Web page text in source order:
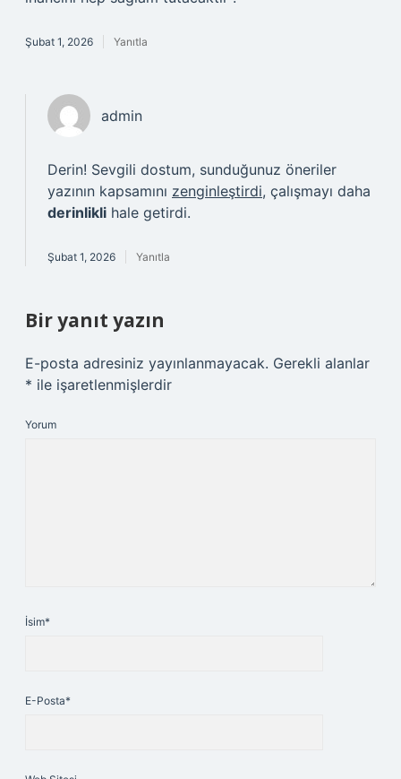
Şubat 1, 2026 Yanıtla
admin
Derin! Sevgili dostum, sunduğunuz öneriler
yazının kapsamını zenginleştirdi, çalışmayı daha
derinlikli hale getirdi.
Şubat 1, 2026 Yanıtla
Bir yanıt yazın
E-posta adresiniz yayınlanmayacak. Gerekli alanlar
* ile işaretlenmişlerdir
Yorum
İsim*
E-Posta*